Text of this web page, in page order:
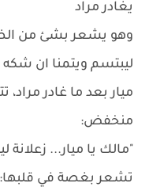
يغادر مراد
وهو يشعر بشئ من
ليبتسم ويتمنا ان
ميار بعد ما غادر
منخفض:
"مالك يا ميار... زعلانة
تشعر بغصة في قلبها: